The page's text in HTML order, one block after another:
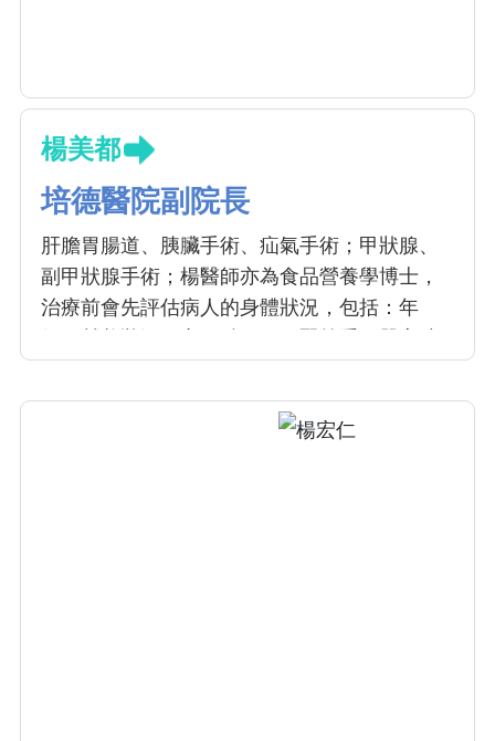
楊美都
培德醫院副院長
肝膽胃腸道、胰臟手術、疝氣手術；甲狀腺、
副甲狀腺手術；楊醫師亦為食品營養學博士，
治療前會先評估病人的身體狀況，包括：年
術，而給予適當的治療。